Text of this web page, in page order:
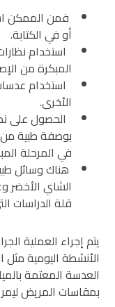
فمن الممكن
أو في الكتابة.
استخدام
المبكرة من
استخدام
الأخرى.
الحصول على
بوصفة طبية
في المرحلة
هناك وسائل
الشاي الأخضر
قلة الدراسات
يتم إجراء العملية
الأنشطة اليومية مثل
العدسة المعتمة
بمقاسات المريض